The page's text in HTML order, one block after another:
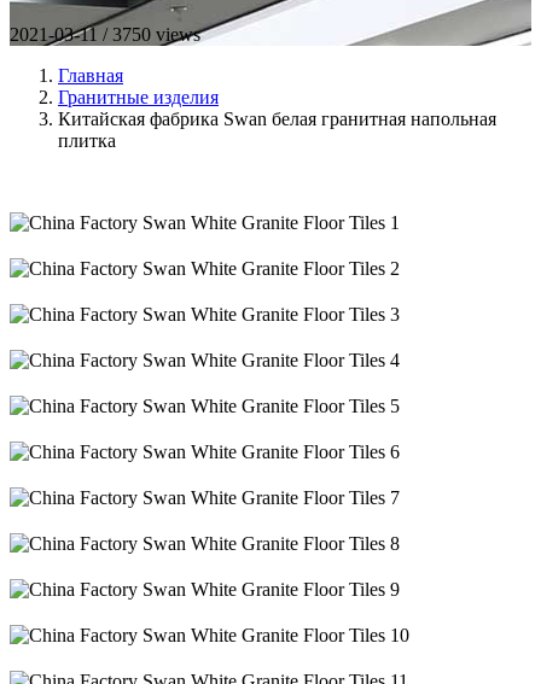
2021-03-11 / 3750 views
Главная
Гранитные изделия
Китайская фабрика Swan белая гранитная напольная
плитка